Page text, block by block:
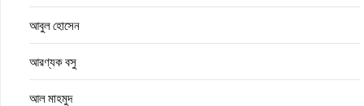
আবুল হোসেন
আরণ্যক বসু
আল মাহমুদ